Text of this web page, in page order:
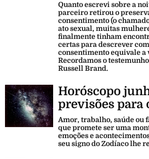
Quanto escrevi sobre a
parceiro retirou o
consentimento (o
ato sexual, muitas
finalmente tinham
certas para descrever
consentimento equivale a
Recordamos o
Russell Brand.
Horóscopo
previsões para
Amor, trabalho, saúde ou
que promete ser uma
emoções e
seu signo do Zodíaco lhe